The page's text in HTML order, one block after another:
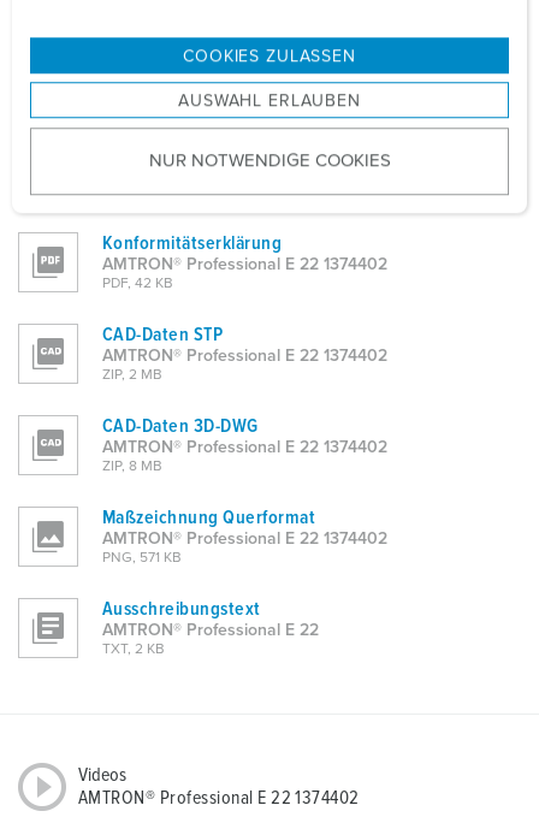
s
u
w
h
l
COOKIES ZULASSEN
AUSWAHL ERLAUBEN
NUR NOTWENDIGE COOKIES
Betriebsanleitung
AMTRON® Professional E 22 1374402
Produktinfoblatt
AMTRON® Professional E 22 1374402
PDF, 501 KB
Konformitätserklärung
AMTRON® Professional E 22 1374402
PDF, 42 KB
CAD-Daten STP
AMTRON® Professional E 22 1374402
ZIP, 2 MB
CAD-Daten 3D-DWG
AMTRON® Professional E 22 1374402
ZIP, 8 MB
Maßzeichnung Querformat
AMTRON® Professional E 22 1374402
PNG, 571 KB
Ausschreibungstext
AMTRON® Professional E 22
TXT, 2 KB
Videos
AMTRON® Professional E 22 1374402